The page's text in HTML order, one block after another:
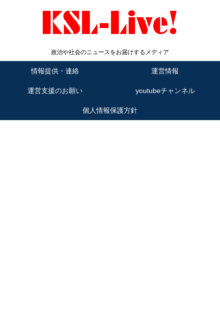
政治や社会のニュースをお届けするメディア
情報提供・連絡 運営情報
運営支援のお願い youtubeチャンネル
個人情報保護方針